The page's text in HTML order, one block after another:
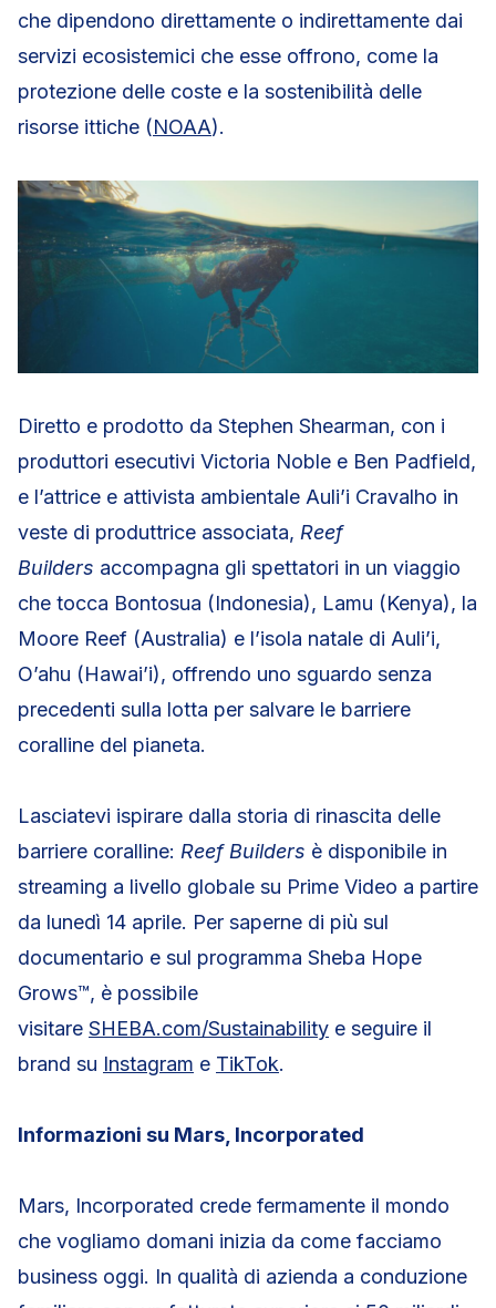
che dipendono direttamente o indirettamente dai
servizi ecosistemici che esse offrono, come la
protezione delle coste e la sostenibilità delle
risorse ittiche (NOAA).
Diretto e prodotto da Stephen Shearman, con i
produttori esecutivi Victoria Noble e Ben Padfield,
e l’attrice e attivista ambientale Auli’i Cravalho in
veste di produttrice associata, Reef
Builders accompagna gli spettatori in un viaggio
che tocca Bontosua (Indonesia), Lamu (Kenya), la
Moore Reef (Australia) e l’isola natale di Auli’i,
O’ahu (Hawai’i), offrendo uno sguardo senza
precedenti sulla lotta per salvare le barriere
coralline del pianeta.
Lasciatevi ispirare dalla storia di rinascita delle
barriere coralline: Reef Builders è disponibile in
streaming a livello globale su Prime Video a partire
da lunedì 14 aprile. Per saperne di più sul
documentario e sul programma Sheba Hope
Grows™, è possibile
visitare SHEBA.com/Sustainability e seguire il
brand su Instagram e TikTok.
Informazioni su Mars, Incorporated
Mars, Incorporated crede fermamente il mondo
che vogliamo domani inizia da come facciamo
business oggi. In qualità di azienda a conduzione